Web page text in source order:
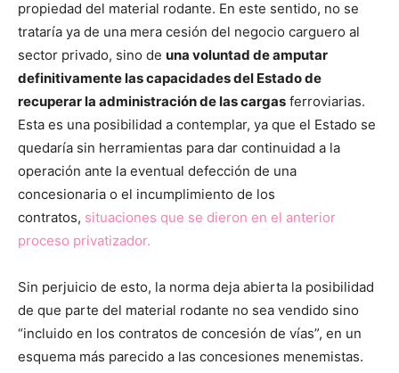
propiedad del material rodante. En este sentido, no se
trataría ya de una mera cesión del negocio carguero al
sector privado, sino de una voluntad de amputar
definitivamente las capacidades del Estado de
recuperar la administración de las cargas ferroviarias.
Esta es una posibilidad a contemplar, ya que el Estado se
quedaría sin herramientas para dar continuidad a la
operación ante la eventual defección de una
concesionaria o el incumplimiento de los
contratos, situaciones que se dieron en el anterior
proceso privatizador.
Sin perjuicio de esto, la norma deja abierta la posibilidad
de que parte del material rodante no sea vendido sino
“incluido en los contratos de concesión de vías”, en un
esquema más parecido a las concesiones menemistas.